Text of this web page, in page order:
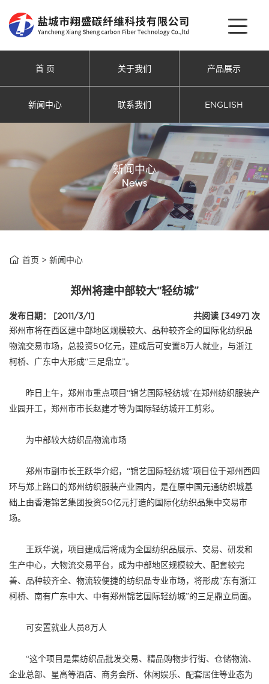
首 页 关于我们 产品展示
新闻中心 联系我们 ENGLISH
新闻中心
News
 首页 > 新闻中心
郑州将建中部较大“轻纺城”
发布日期： [2011/3/1]
共阅读 [3497] 次
郑州市将在西区建中部地区规模较大、品种较齐全的国际化纺织品
物流交易市场，总投资50亿元，建成后可安置8万人就业，与浙江
柯桥、广东中大形成“三足鼎立”。
昨日上午，郑州市重点项目“锦艺国际轻纺城”在郑州纺织服装产
业园开工，郑州市市长赵建才等为国际轻纺城开工剪彩。
为中部较大纺织品物流市场
郑州市副市长王跃华介绍，“锦艺国际轻纺城”项目位于郑州西四
环与郑上路口的郑州纺织服装产业园内，是在原中国元通纺织城基
础上由香港锦艺集团投资50亿元打造的国际化纺织品集中交易市
场。
王跃华说，项目建成后将成为全国纺织品展示、交易、研发和
生产中心，大物流交易平台，成为中部地区规模较大、配套较完
善、品种较齐全、物流较便捷的纺织品专业市场，将形成“东有浙江
柯桥、南有广东中大、中有郑州锦艺国际轻纺城”的三足鼎立局面。
可安置就业人员8万人
“这个项目是集纺织品批发交易、精品购物步行街、仓储物流、
企业总部、星高等酒店、商务会所、休闲娱乐、配套居住等业态为